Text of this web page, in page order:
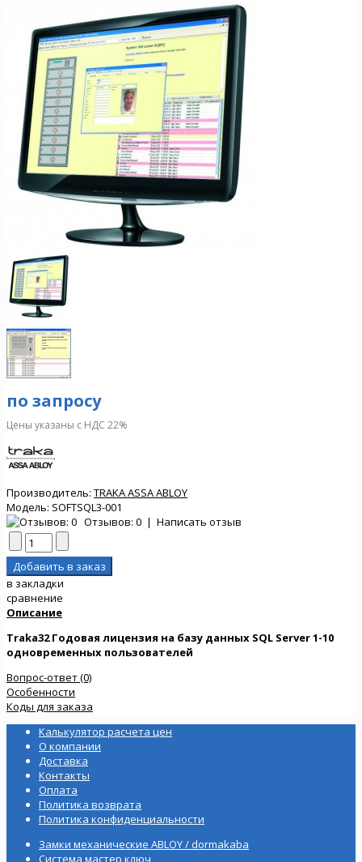
по запросу
Цены указаны с НДС 22%
Производитель: TRAKA ASSA ABLOY
Модель: SOFTSQL3-001
Отзывов: 0 | Написать отзыв
в закладки
сравнение
Описание
Traka32 Годовая лицензия на базу данных SQL Server 1-10
одновременных пользователей
Вопрос-ответ (0)
Особенности
Коды для заказа
Калькулятор расчета цен
О компании
Доставка
Контакты
Оплата
Политика возврата
Политика конфиденциальности
Замки механические ABLOY / dormakaba
Система мастер ключ